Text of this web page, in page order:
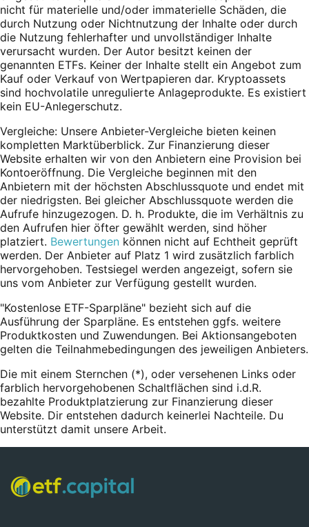
nicht für materielle und/oder immaterielle Schäden, die
durch Nutzung oder Nichtnutzung der Inhalte oder durch
die Nutzung fehlerhafter und unvollständiger Inhalte
verursacht wurden. Der Autor besitzt keinen der
genannten ETFs. Keiner der Inhalte stellt ein Angebot zum
Kauf oder Verkauf von Wertpapieren dar. Kryptoassets
sind hochvolatile unregulierte Anlageprodukte. Es existiert
kein EU-Anlegerschutz.
Vergleiche: Unsere Anbieter-Vergleiche bieten keinen
kompletten Marktüberblick. Zur Finanzierung dieser
Website erhalten wir von den Anbietern eine Provision bei
Kontoeröffnung. Die Vergleiche beginnen mit den
Anbietern mit der höchsten Abschlussquote und endet mit
der niedrigsten. Bei gleicher Abschlussquote werden die
Aufrufe hinzugezogen. D. h. Produkte, die im Verhältnis zu
den Aufrufen hier öfter gewählt werden, sind höher
platziert. Bewertungen können nicht auf Echtheit geprüft
werden. Der Anbieter auf Platz 1 wird zusätzlich farblich
hervorgehoben. Testsiegel werden angezeigt, sofern sie
uns vom Anbieter zur Verfügung gestellt wurden.
"Kostenlose ETF-Sparpläne" bezieht sich auf die
Ausführung der Sparpläne. Es entstehen ggfs. weitere
Produktkosten und Zuwendungen. Bei Aktionsangeboten
gelten die Teilnahmebedingungen des jeweiligen Anbieters.
Die mit einem Sternchen (*), oder versehenen Links oder
farblich hervorgehobenen Schaltflächen sind i.d.R.
bezahlte Produktplatzierung zur Finanzierung dieser
Website. Dir entstehen dadurch keinerlei Nachteile. Du
unterstützt damit unsere Arbeit.